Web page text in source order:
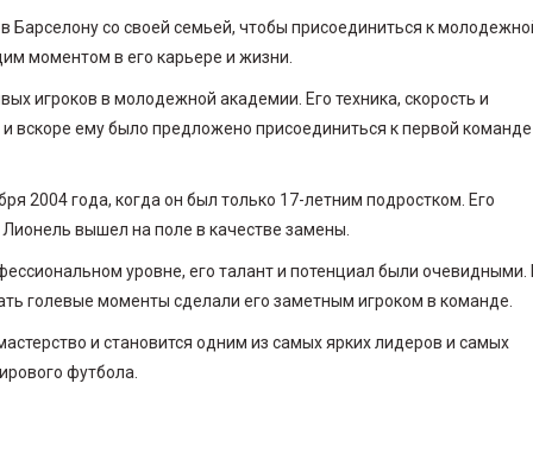
Барселону со своей семьей, чтобы присоединиться к
моментом в его карьере и жизни.
игроков в молодежной академии. Его техника, скорость и
вскоре ему было предложено присоединиться к первой команде
2004 года, когда он был только 17-летним подростком. Его
вышел на поле в качестве замены.
уровне, его талант и потенциал были очевидными.
голевые моменты сделали его заметным игроком в команде.
и становится одним из самых ярких лидеров и самых
футбола.